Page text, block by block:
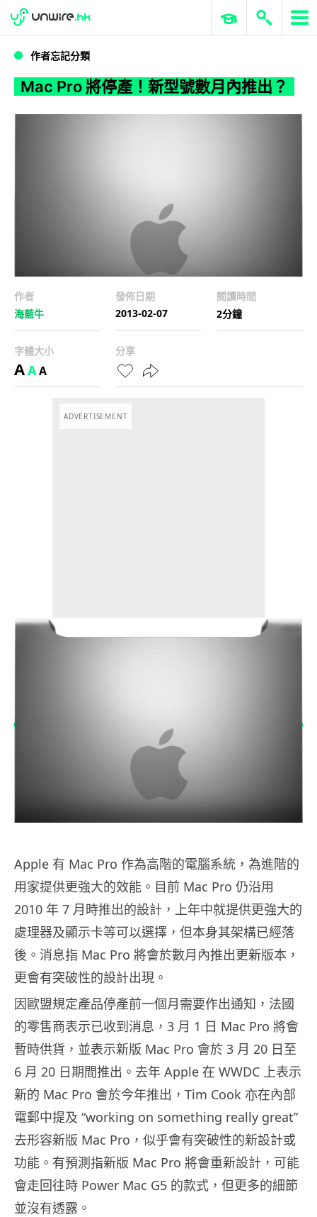
Mac Pro 將停產！新型號數月內推出？
WWDC 2026 ERP 與商業 AI
作者忘記分類
Mac Pro 將停產！新型號數月內推出？
作者
海藍牛
發佈日期
2013-02-07
閱讀時間
2分鐘
字體大小
AAA
分享
ADVERTISEMENT
Apple 有 Mac Pro 作為高階的電腦系統，為進階的
用家提供更強大的效能。目前 Mac Pro 仍沿用
2010 年 7 月時推出的設計，上年中就提供更強大的
處理器及顯示卡等可以選擇，但本身其架構已經落
後。消息指 Mac Pro 將會於數月內推出更新版本，
更會有突破性的設計出現。
因歐盟規定產品停產前一個月需要作出通知，法國
的零售商表示已收到消息，3 月 1 日 Mac Pro 將會
暫時供貨，並表示新版 Mac Pro 會於 3 月 20 日至
6 月 20 日期間推出。去年 Apple 在 WWDC 上表示
新的 Mac Pro 會於今年推出，Tim Cook 亦在內部
電郵中提及 “working on something really great”
去形容新版 Mac Pro，似乎會有突破性的新設計或
功能。有預測指新版 Mac Pro 將會重新設計，可能
會走回往時 Power Mac G5 的款式，但更多的細節
並沒有透露。